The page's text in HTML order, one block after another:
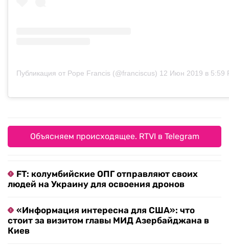
Публикация от Pope Francis (@franciscus) 12 Июн 2019 в 5:59
Объясняем происходящее. RTVI в Telegram
FT: колумбийские ОПГ отправляют своих
людей на Украину для освоения дронов
«Информация интересна для США»: что
стоит за визитом главы МИД Азербайджана в
Киев